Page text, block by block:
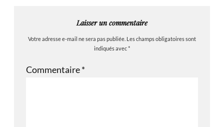
Laisser un commentaire
Votre adresse e-mail ne sera pas publiée. Les champs obligatoires sont
indiqués avec*
Commentaire*